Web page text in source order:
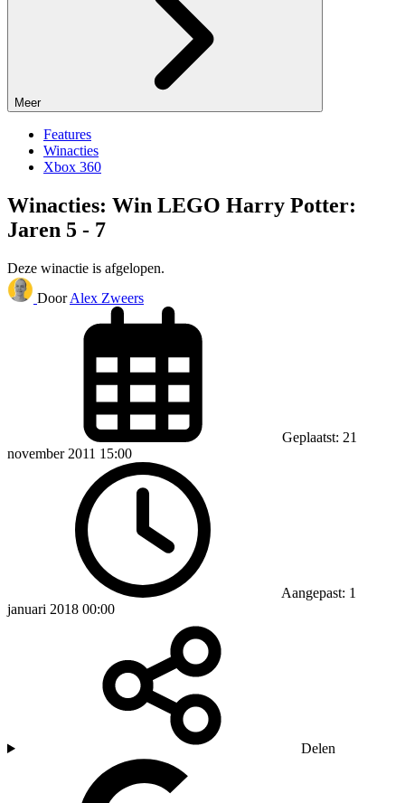
Meer
Features
Winacties
Xbox 360
Winacties: Win LEGO Harry Potter:
Jaren 5 - 7
Deze winactie is afgelopen.
Door Alex Zweers
Geplaatst: 21
november 2011 15:00
Aangepast: 1
januari 2018 00:00
Delen